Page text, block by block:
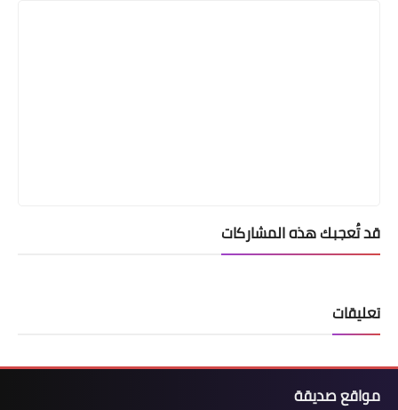
قد تُعجبك هذه المشاركات
تعليقات
مواقع صديقة